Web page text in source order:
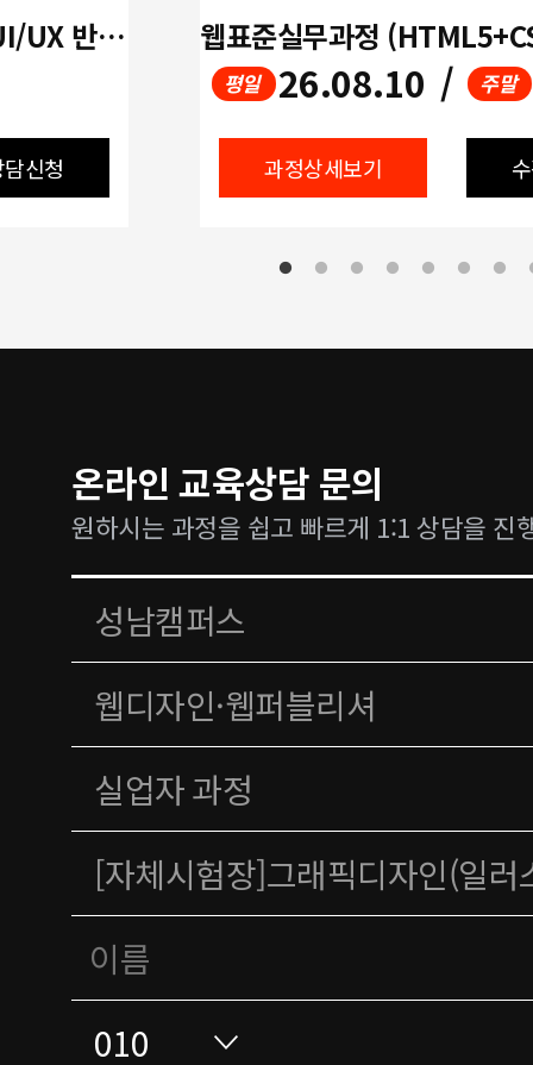
(디지털디자인)생성형 AI 활용 UI/UX 반응형 웹디자인&웹퍼블리셔(Figma활용)A
신청
평일 26.08.10 / 주말
과정상세보기
온라인 교육상담 문의
원하시는 과정을 쉽고 빠르게 1:1 상담을 진